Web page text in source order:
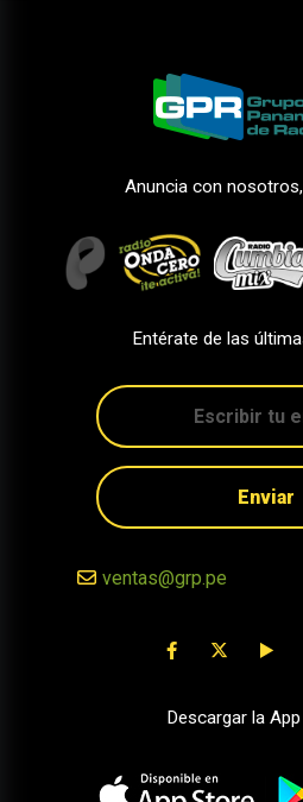
Anuncia con
Entérate de las
Enviar
ventas@grp.pe
Descargar la